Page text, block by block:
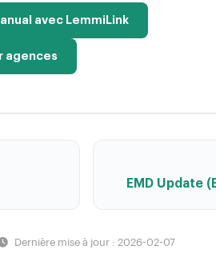
avec LemmiLink
agences
EMD Update
Dernière mise à jour : 2026-02-07